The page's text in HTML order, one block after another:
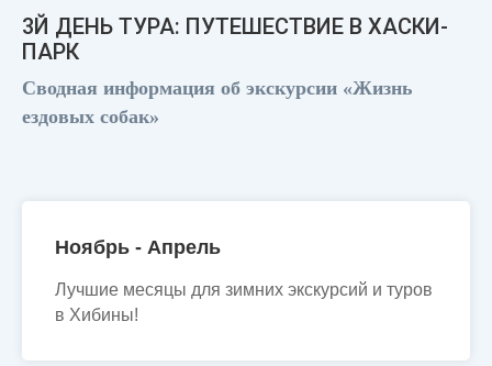
3Й ДЕНЬ ТУРА: ПУТЕШЕСТВИЕ В ХАСКИ-
ПАРК
Сводная информация об экскурсии «Жизнь
ездовых собак»
Ноябрь - Апрель
Лучшие месяцы для зимних экскурсий и туров
в Хибины!